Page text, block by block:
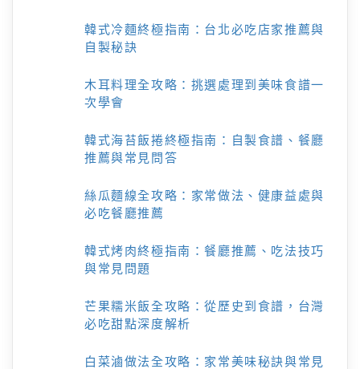
韓式冷麵終極指南：台北必吃店家推薦與
自製秘訣
木耳料理全攻略：挑選處理到美味食譜一
次學會
韓式海苔飯捲終極指南：自製食譜、餐廳
推薦與常見問答
絲瓜麵線全攻略：家常做法、健康益處與
必吃餐廳推薦
韓式烤肉終極指南：餐廳推薦、吃法技巧
與常見問題
芒果糯米飯全攻略：從歷史到食譜，台灣
必吃甜點深度解析
白菜滷做法全攻略：家常美味秘訣與常見